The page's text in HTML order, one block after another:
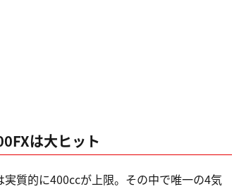
は大ヒット
質的に400ccが上限。その中で唯一の4気